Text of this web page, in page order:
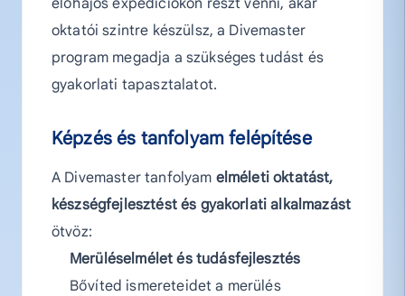
oktatói szintre készülsz, a Divemaster
program megadja a szükséges tudást és
gyakorlati tapasztalatot.
Képzés és tanfolyam felépítése
A Divemaster tanfolyam elméleti oktatást,
készségfejlesztést és gyakorlati alkalmazást
ötvöz:
Merüléselmélet és tudásfejlesztés
Bővíted ismereteidet a merülés